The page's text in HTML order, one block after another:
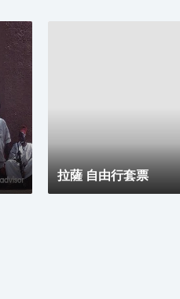
拉薩 自由行套票